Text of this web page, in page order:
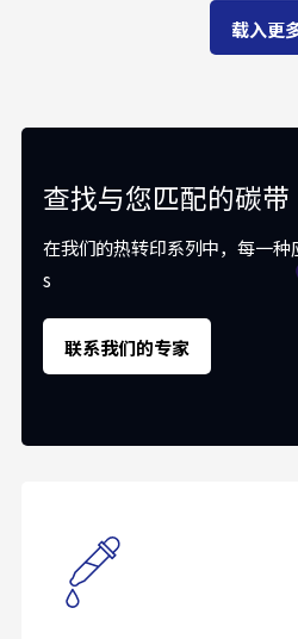
载入更
查找与您匹配的碳带
在我们的热转印系列中，每一
s
联系我们的专家